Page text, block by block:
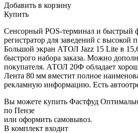
Добавить в корзину
Купить
Сенсорный POS-терминал и быстрый
регистратор для заведений с высокой
Большой экран АТОЛ Jazz 15 Lite в
быстрого набора заказа. Можно
покупателя. АТОЛ 20Ф обладает
Лента 80 мм вместит полное
рекламную информацию. Есть
Вы можете купить Фастфуд
по Пензе
или оформить самовывоз.
В комплект входит